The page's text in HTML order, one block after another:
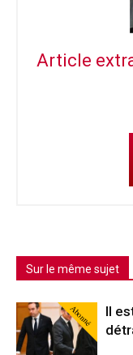
Article
Sur le même sujet
Abonné
Il